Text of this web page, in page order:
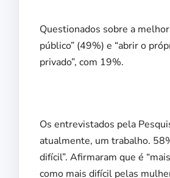
Questionados sobre a
público” (49%) e “abrir o
privado”, com 19%.
Os entrevistados pela
atualmente, um trabalho.
difícil”. Afirmaram que é
como mais difícil pelas